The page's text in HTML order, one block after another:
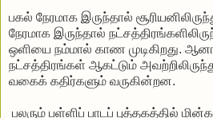
பகல் நேரமாக இருந்தால்
நேரமாக இருந்தால்
ஒளியை நம்மால் காண முடிகிறது.
நட்சத்திரங்கள் ஆகட்டும்
வகைக் கதிர்களும் வருகின்றன.
பலரும் பள்ளிப் பாடப் புத்தகத்தில்